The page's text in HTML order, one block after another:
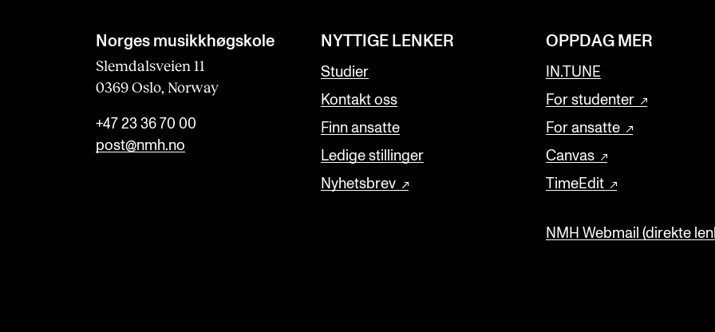
Norges musikk­høgskole
Slemdalsveien 11
0369 Oslo, Norway
+47 23 36 70 00
post@nmh.no
NYTTIGE LENKER
Studier
Kontakt oss
Finn ansatte
Ledige stillinger
Nyhetsbrev
OPPDAG MER
IN.TUNE
For studenter
For ansatte
Canvas
TimeEdit
NMH Webmail (direkte